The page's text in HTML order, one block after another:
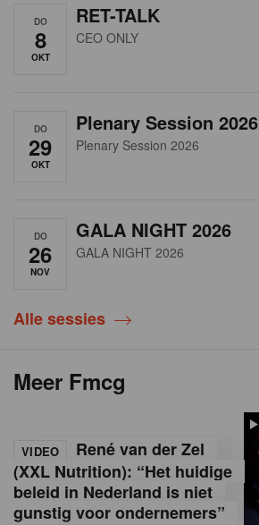
DO
8
OKT
RET-TALK
CEO ONLY
DO
29
OKT
Plenary Session 2026
Plenary Session 2026
DO
26
NOV
GALA NIGHT 2026
GALA NIGHT 2026
Alle sessies
Meer Fmcg
VIDEO
René van der Zel
(XXL Nutrition): “Het huidige
beleid in Nederland is niet
gunstig voor ondernemers”